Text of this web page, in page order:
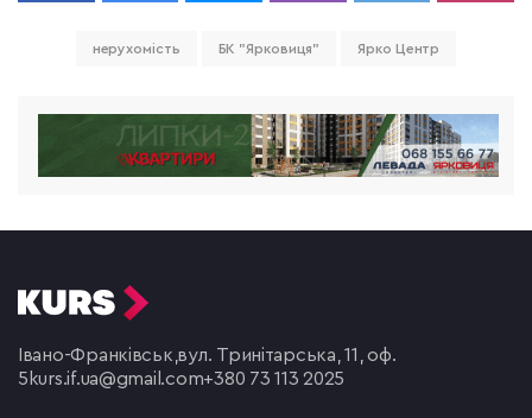
нерухомість БК "Ярковиця" Ярко Центр
Івано-Франківськ, вул. Тринітарська, 11, оф.
5 kurs.if.ua@gmail.com+380 73 113 2025